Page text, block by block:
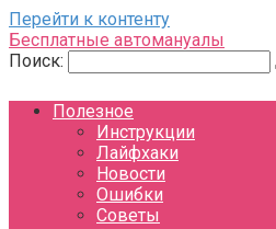
Перейти к контенту
Бесплатные автомануалы
Поиск:
Полезное
Инструкции
Лайфхаки
Новости
Ошибки
Советы